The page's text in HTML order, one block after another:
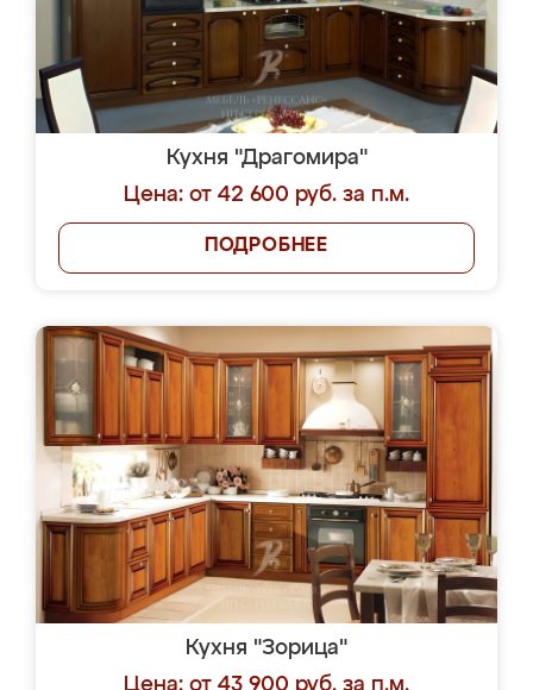
Кухня "Драгомира"
Цена: от 42 600 руб. за п.м.
ПОДРОБНЕЕ
Кухня "Зорица"
Цена: от 43 900 руб. за п.м.